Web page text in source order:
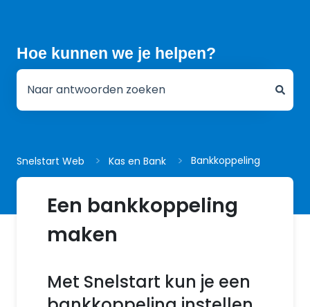
Hoe kunnen we je helpen?
Snelstart Web Kas en Bank Bankkoppeling
Een bankkoppeling
maken
Met Snelstart kun je een